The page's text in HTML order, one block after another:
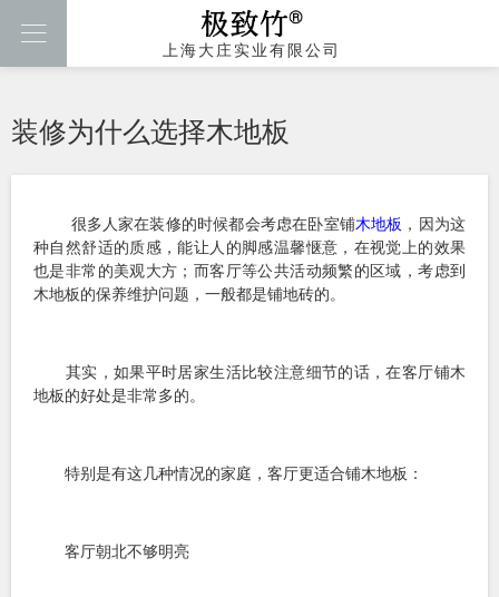

上海大庄实业有限公司
装修为什么选择木地板
很多人家在装修的时候都会考虑在卧室铺木地板 ，因为这
种自然舒适的质感，能让人的脚感温馨惬意，在视觉上的效果
也是非常的美观大方；而客厅等公共活动频繁的区域，考虑到
木地板的保养维护问题，一般都是铺地砖的。
其实，如果平时居家生活比较注意细节的话，在客厅铺木
地板的好处是非常多的。
特别是有这几种情况的家庭，客厅更适合铺木地板：
客厅朝北不够明亮